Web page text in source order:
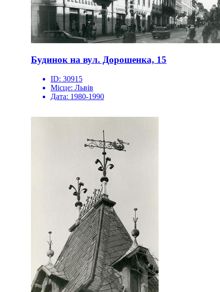
Будинок на вул. Дорошенка, 15
ID: 30915
Місце: Львів
Дата: 1980-1990